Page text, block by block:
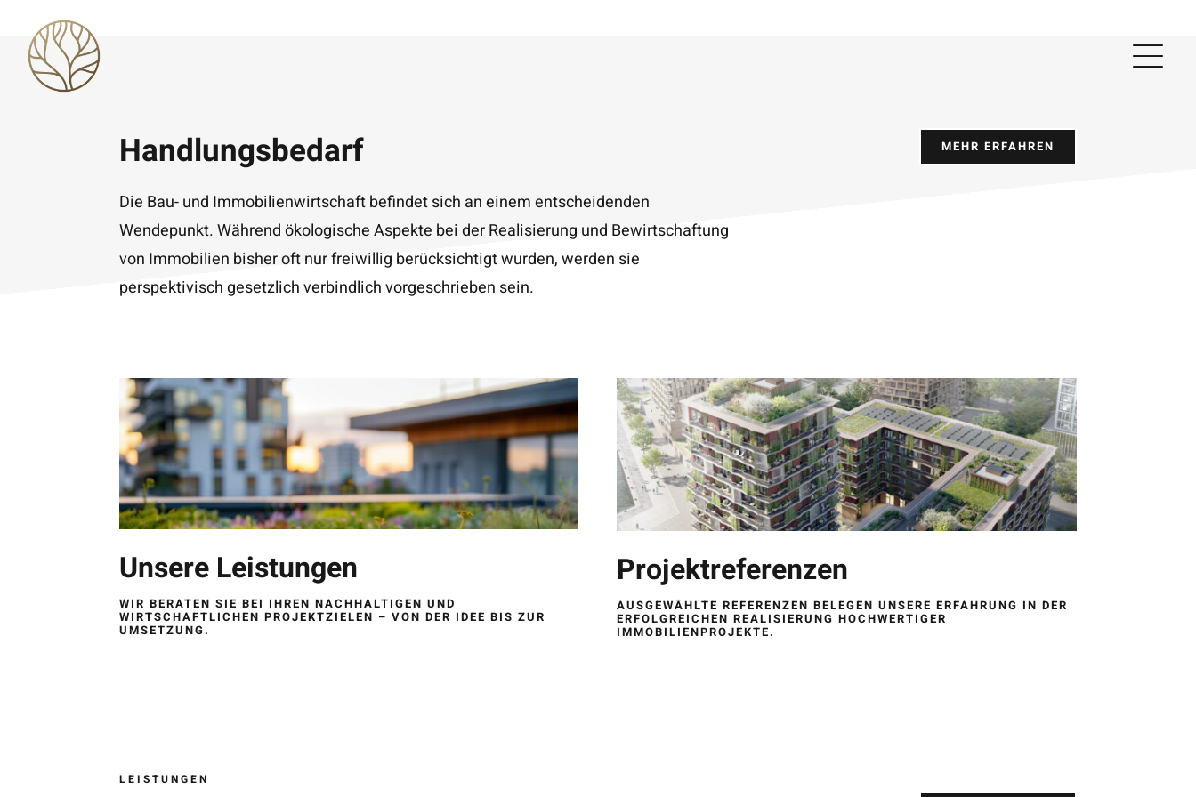
content
Handlungsbedarf
Die Bau- und Immobilienwirtschaft befindet sich an einem entscheidenden
Wendepunkt. Während ökologische Aspekte bei der Realisierung und Bewirtschaftung
von Immobilien bisher oft nur freiwillig berücksichtigt wurden, werden sie
perspektivisch gesetzlich verbindlich vorgeschrieben sein.
MEHR ERFAHREN
Unsere Leistungen
WIR BERATEN SIE BEI IHREN NACHHALTIGEN UND
WIRTSCHAFTLICHEN PROJEKTZIELEN – VON DER IDEE BIS ZUR
UMSETZUNG.
Projektreferenzen
AUSGEWÄHLTE REFERENZEN BELEGEN UNSERE ERFAHRUNG IN DER
ERFOLGREICHEN REALISIERUNG HOCHWERTIGER
IMMOBILIENPROJEKTE.
LEISTUNGEN